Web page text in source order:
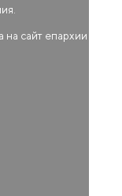
на сайт епархии